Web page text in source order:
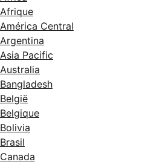
Afrique
América Central
Argentina
Asia Pacific
Australia
Bangladesh
België
Belgique
Bolivia
Brasil
Canada